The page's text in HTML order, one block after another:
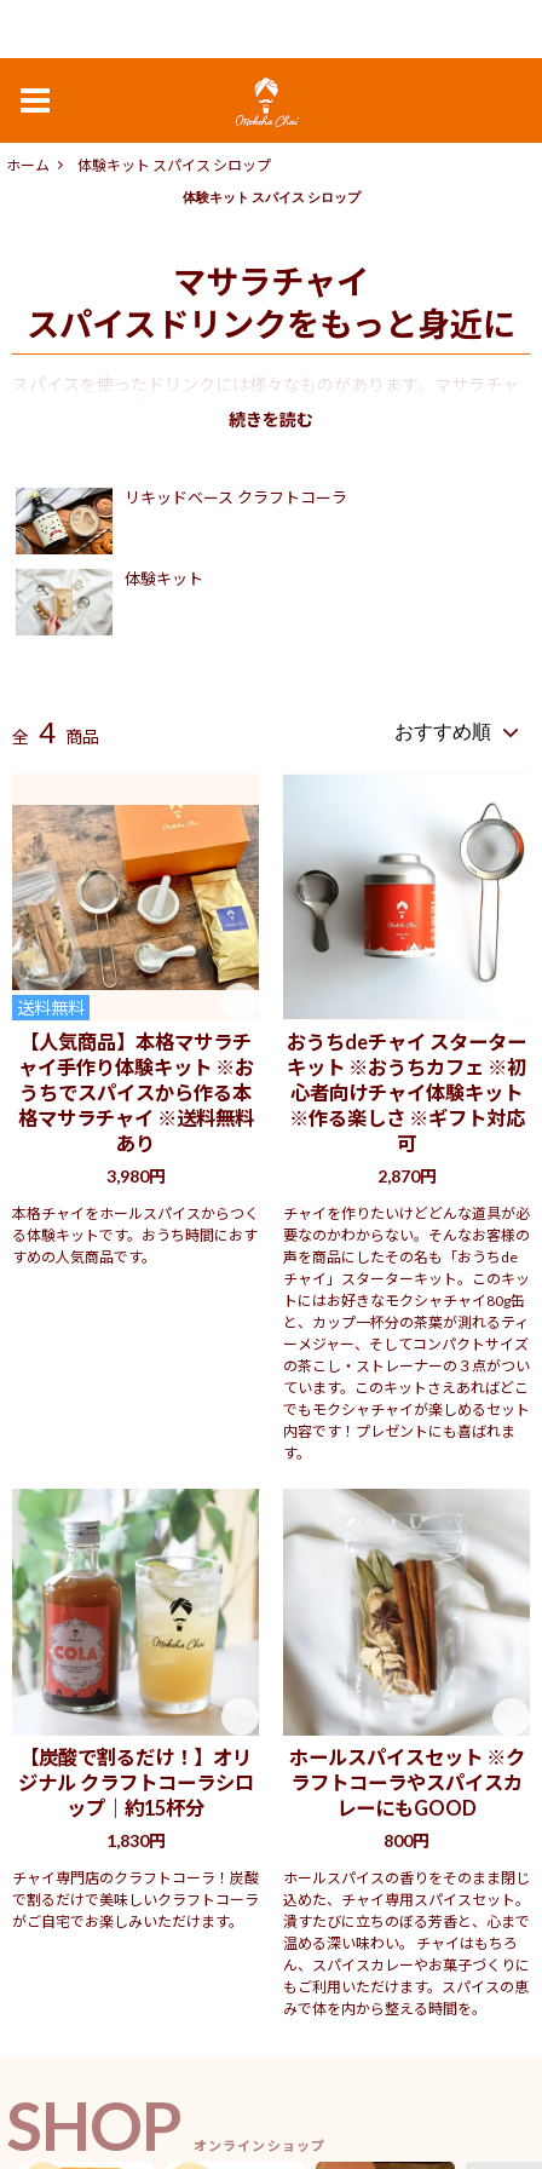
ホーム 体験キット スパイス シロップ
体験キット スパイス シロップ
マサラチャイ
スパイスドリンクをもっと身近に
スパイスを使ったドリンクには様々なものがあります。マサラチャ
イはもちろん、最近ブームのクラフトコーラやジンジャーエールな
ど。そんなスパイスドリンクをホールスパイスや出来上がったチャ
楽しみを与えるスパイスキットやチャイシロップの商品をご紹介い
たします。
リキッドベース クラフトコーラ
体験キット
全 4 商品
送料無料
【人気商品】本格マサラチ
ャイ手作り体験キット ※お
うちでスパイスから作る本
格マサラチャイ ※送料無料
あり
3,980円
本格チャイをホールスパイスからつく
る体験キットです。おうち時間におす
すめの人気商品です。
おうちdeチャイ スターター
キット ※おうちカフェ ※初
心者向けチャイ体験キット
※作る楽しさ ※ギフト対応
可
2,870円
チャイを作りたいけどどんな道具が必
要なのかわからない。そんなお客様の
声を商品にしたその名も「おうちde
チャイ」スターターキット。このキッ
トにはお好きなモクシャチャイ80g缶
と、カップ一杯分の茶葉が測れるティ
ーメジャー、そしてコンパクトサイズ
の茶こし・ストレーナーの３点がつい
ています。このキットさえあればどこ
でもモクシャチャイが楽しめるセット
内容です！プレゼントにも喜ばれま
す。
【炭酸で割るだけ！】オリ
ジナル クラフトコーラシロ
ップ｜約15杯分
1,830円
チャイ専門店のクラフトコーラ！炭酸
で割るだけで美味しいクラフトコーラ
がご自宅でお楽しみいただけます。
ホールスパイスセット ※ク
ラフトコーラやスパイスカ
レーにもGOOD
800円
ホールスパイスの香りをそのまま閉じ
込めた、チャイ専用スパイスセット。
潰すたびに立ちのぼる芳香と、心まで
温める深い味わい。 チャイはもちろ
ん、スパイスカレーやお菓子づくりに
もご利用いただけます。スパイスの恵
みで体を内から整える時間を。
SHOP オンラインショップ